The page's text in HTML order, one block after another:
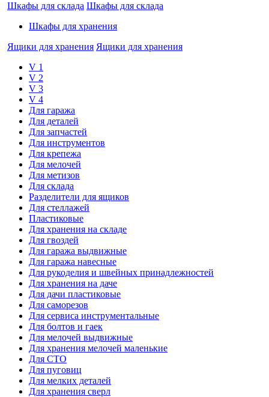
Шкафы для склада Шкафы для склада
Шкафы для хранения
Ящики для хранения Ящики для хранения
V 1
V 2
V 3
V 4
Для гаража
Для деталей
Для запчастей
Для инструментов
Для крепежа
Для мелочей
Для метизов
Для склада
Разделители для ящиков
Для стеллажей
Пластиковые
Для хранения на складе
Для гвоздей
Для гаража выдвижные
Для гаража навесные
Для рукоделия и швейных принадлежностей
Для хранения на даче
Для дачи пластиковые
Для саморезов
Для сервиса инструментальные
Для болтов и гаек
Для мелочей выдвижные
Для хранения мелочей маленькие
Для СТО
Для пуговиц
Для мелких деталей
Для хранения сверл